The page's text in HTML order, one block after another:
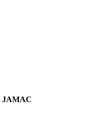
JAMAC